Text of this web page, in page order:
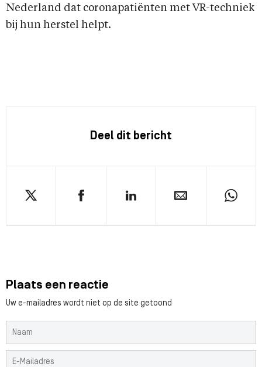
Nederland dat coronapatiënten met VR-techniek
bij hun herstel helpt.
Deel dit bericht
Plaats een reactie
Uw e-mailadres wordt niet op de site getoond